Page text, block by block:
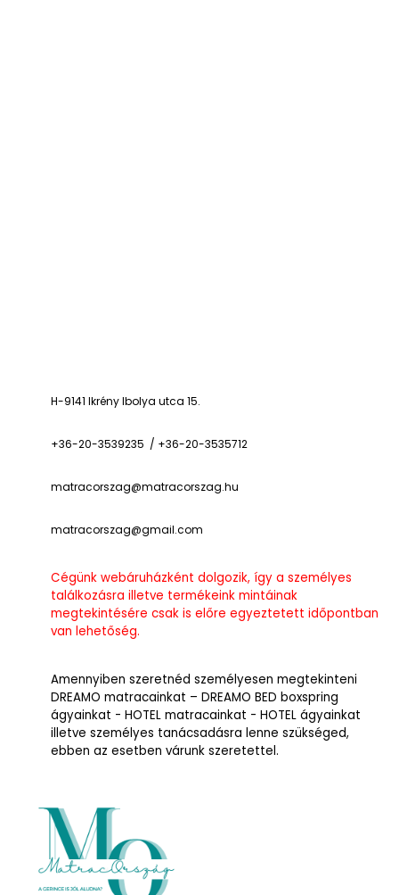
H-9141 Ikrény Ibolya utca 15.
+36-20-3539235 / +36-20-3535712
matracorszag@matracorszag.hu
matracorszag@gmail.com
Cégünk webáruházként dolgozik, így a személyes
találkozásra illetve termékeink mintáinak
megtekintésére csak is előre egyeztetett időpontban
van lehetőség.
Amennyiben szeretnéd személyesen megtekinteni
DREAMO matracainkat – DREAMO BED boxspring
ágyainkat - HOTEL matracainkat - HOTEL ágyainkat
illetve személyes tanácsadásra lenne szükséged,
ebben az esetben várunk szeretettel.